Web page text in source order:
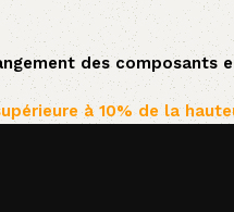
des composants
à 10% de la